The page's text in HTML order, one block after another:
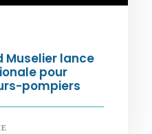
Muselier lance
pour
pompiers